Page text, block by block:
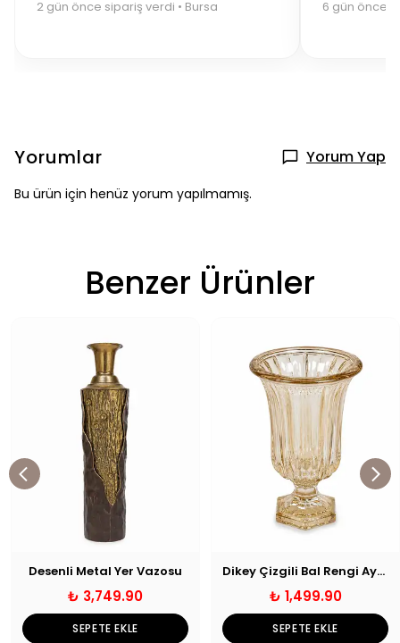
2 gün önce sipariş verdi • Bursa 6 gün önce
Yorumlar Yorum Yap
Bu ürün için henüz yorum yapılmamış.
Benzer Ürünler
Desenli Metal Yer Vazosu
₺ 3,749.90
SEPETE EKLE
Dikey Çizgili Bal Rengi Ayaklı Cam Vazo
₺ 1,499.90
SEPETE EKLE